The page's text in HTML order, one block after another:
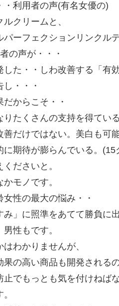
利用者の声(有名女優の)
クリームと、
パーフェクションリンクル
の声が・・・
た・・しわ改善する「有
・・・
からこそ・・
たくさんの支持を得ている
だけではない。美白も可
期待が膨らんでいる。(15
ださいと。
モノです。
性の最大の悩み・・
み」に照準をあてて勝負に
性もです。
わかりませんが、
の高い商品も開発される
でもっとも気を付けねば